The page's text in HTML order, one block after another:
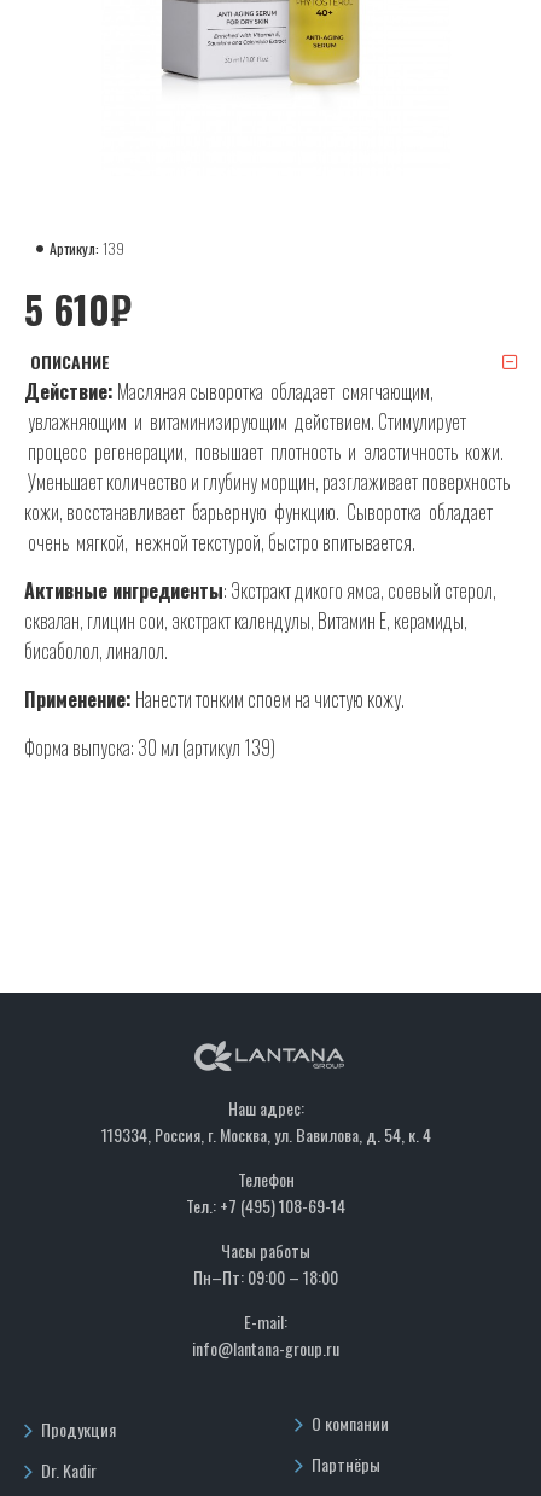
Артикул: 139
5 610₽
ОПИСАНИЕ
Действие: Масляная сыворотка обладает смягчающим,
увлажняющим и витаминизирующим действием. Стимулирует
процесс регенерации, повышает плотность и эластичность кожи.
Уменьшает количество и глубину морщин, разглаживает поверхность
кожи, восстанавливает барьерную функцию. Сыворотка обладает
очень мягкой, нежной текстурой, быстро впитывается.
Активные ингредиенты: Экстракт дикого ямса, соевый стерол,
сквалан, глицин сои, экстракт календулы, Витамин Е, керамиды,
бисаболол, линалол.
Применение: Нанести тонким споем на чистую кожу.
Форма выпуска: 30 мл (артикул 139)
Наш адрес:
119334, Россия, г. Москва, ул. Вавилова, д. 54, к. 4
Телефон
Тел.: +7 (495) 108-69-14
Часы работы
Пн–Пт: 09:00 – 18:00
E-mail:
info@lantana-group.ru
Продукция
Dr. Kadir
О компании
Партнёры